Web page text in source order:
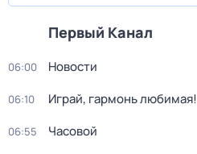
Первый Канал
06:00 Новости
06:10 Играй, гармонь любимая!
06:55 Часовой